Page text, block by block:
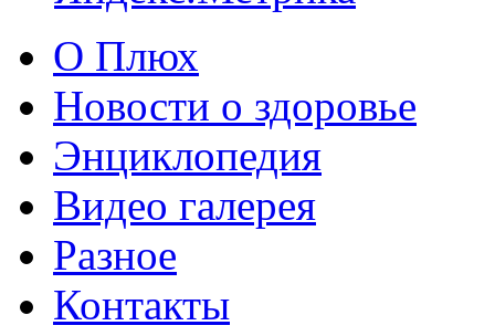
О Плюх
Новости о здоровье
Энциклопедия
Видео галерея
Разное
Контакты